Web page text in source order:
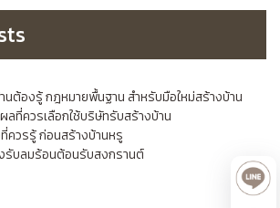
นต้องรู้ กฎหมายพื้นฐาน สำหรับมือใหม่สร้างบ้าน
ลที่ควรเลือกใช้บริษัทรับสร้างบ้าน
ควรรู้ ก่อนสร้างบ้านหรู
รับลมร้อนต้อนรับสงกรานต์